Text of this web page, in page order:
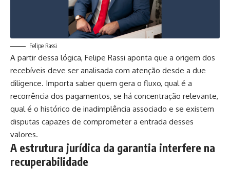
Felipe Rassi
A partir dessa lógica, Felipe Rassi aponta que a origem dos
recebíveis deve ser analisada com atenção desde a due
diligence. Importa saber quem gera o fluxo, qual é a
recorrência dos pagamentos, se há concentração relevante,
qual é o histórico de inadimplência associado e se existem
disputas capazes de comprometer a entrada desses
valores.
A estrutura jurídica da garantia interfere na
recuperabilidade